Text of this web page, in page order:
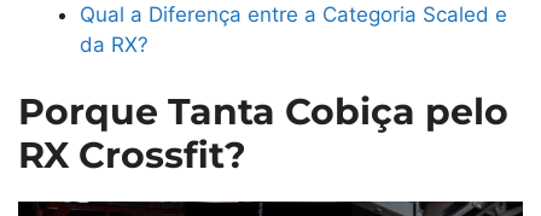
Qual a Diferença entre a Categoria Scaled e
da RX?
Porque Tanta Cobiça pelo
RX Crossfit?